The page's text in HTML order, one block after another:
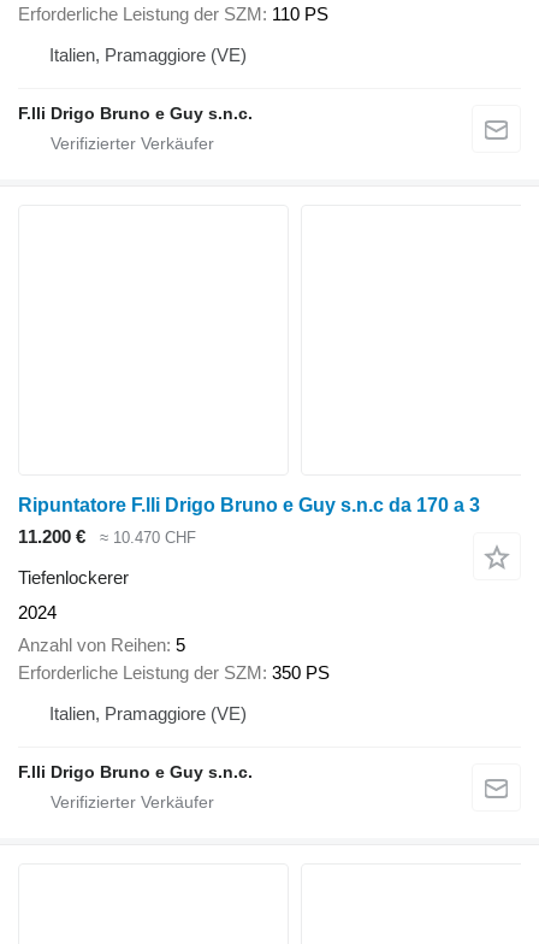
Erforderliche Leistung der SZM 110 PS
Italien, Pramaggiore (VE)
F.lli Drigo Bruno e Guy s.n.c.
Ripuntatore F.lli Drigo Bruno e Guy s.n.c da 170 a 3
11.200 €
≈ 10.470 CHF
Tiefenlockerer
2024
Anzahl von Reihen 5
Erforderliche Leistung der SZM 350 PS
Italien, Pramaggiore (VE)
F.lli Drigo Bruno e Guy s.n.c.